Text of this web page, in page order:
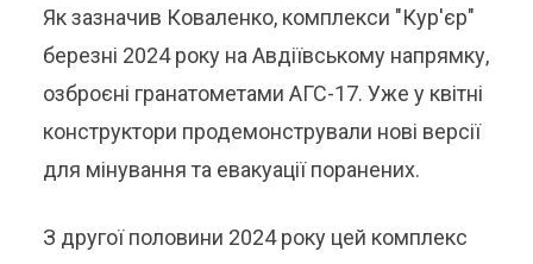
Як зазначив Коваленко, комплекси "Кур'єр"
березні 2024 року на Авдіївському напрямку,
озброєні гранатометами АГС-17. Уже у квітні
конструктори продемонстрували нові версії
для мінування та евакуації поранених.
З другої половини 2024 року цей комплекс